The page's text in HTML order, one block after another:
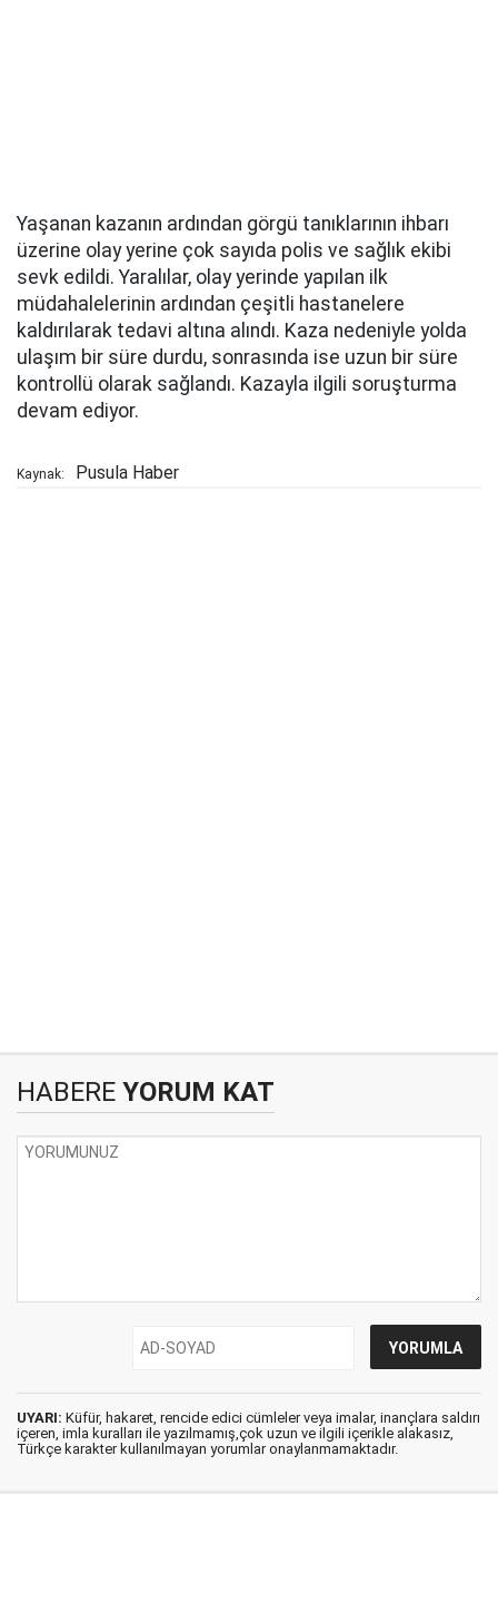
Yaşanan kazanın ardından görgü tanıklarının ihbarı
üzerine olay yerine çok sayıda polis ve sağlık ekibi
sevk edildi. Yaralılar, olay yerinde yapılan ilk
müdahalelerinin ardından çeşitli hastanelere
kaldırılarak tedavi altına alındı. Kaza nedeniyle yolda
ulaşım bir süre durdu, sonrasında ise uzun bir süre
kontrollü olarak sağlandı. Kazayla ilgili soruşturma
devam ediyor.
Kaynak: Pusula Haber
HABERE YORUM KAT
UYARI: Küfür, hakaret, rencide edici cümleler veya imalar, inançlara saldırı
içeren, imla kuralları ile yazılmamış,çok uzun ve ilgili içerikle alakasız,
Türkçe karakter kullanılmayan yorumlar onaylanmamaktadır.